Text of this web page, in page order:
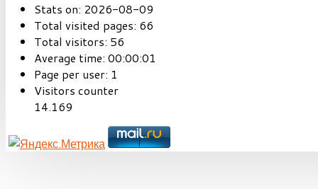
Stats on: 2026-08-09
Total visited pages: 66
Total visitors: 56
Average time: 00:00:01
Page per user: 1
Visitors counter
14.169